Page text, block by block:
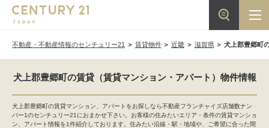
不動産・不動産情報のセンチュリー21 賃貸物件 近畿 滋賀県 犬上郡豊郷町
犬上郡豊郷町の賃貸（賃貸マンション・アパート）物件情報
犬上郡豊郷町の賃貸マンション、アパートをお探しなら不動産フランチャイズ店舗数ナン
バー1のセンチュリー21におまかせ下さい。お客様の住みたいエリア・条件の賃貸マンショ
ン、アパート情報を1件紹介しております。住みたい沿線・駅・地域や、ご希望に合った間